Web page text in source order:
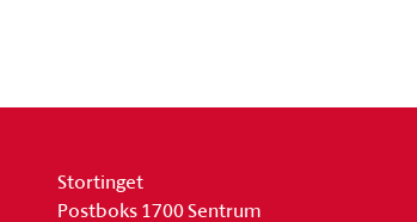
Stortinget
Postboks 1700 Sentrum